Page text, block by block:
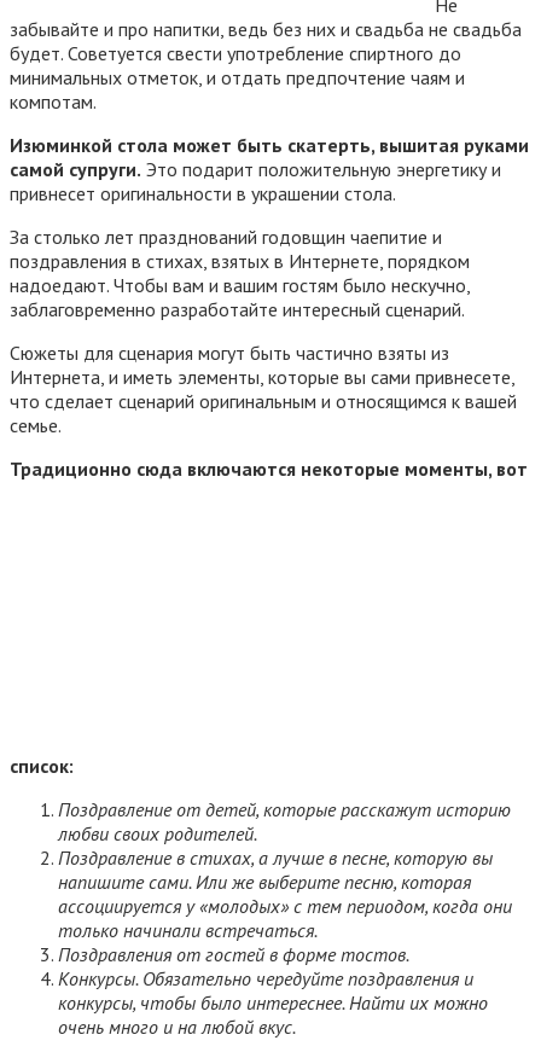
забывайте и про напитки, ведь без них и свадьба не свадьба
будет. Советуется свести употребление спиртного до
минимальных отметок, и отдать предпочтение чаям и
компотам.
Изюминкой стола может быть скатерть, вышитая руками
самой супруги. Это подарит положительную энергетику и
привнесет оригинальности в украшении стола.
За столько лет празднований годовщин чаепитие и
поздравления в стихах, взятых в Интернете, порядком
надоедают. Чтобы вам и вашим гостям было нескучно,
заблаговременно разработайте интересный сценарий.
Сюжеты для сценария могут быть частично взяты из
Интернета, и иметь элементы, которые вы сами привнесете,
что сделает сценарий оригинальным и относящимся к вашей
семье.
Традиционно сюда включаются некоторые моменты, вот
список:
Поздравление от детей, которые расскажут историю
любви своих родителей.
Поздравление в стихах, а лучше в песне, которую вы
напишите сами. Или же выберите песню, которая
ассоциируется у «молодых» с тем периодом, когда они
только начинали встречаться.
Поздравления от гостей в форме тостов.
Конкурсы. Обязательно чередуйте поздравления и
конкурсы, чтобы было интереснее. Найти их можно
очень много и на любой вкус.